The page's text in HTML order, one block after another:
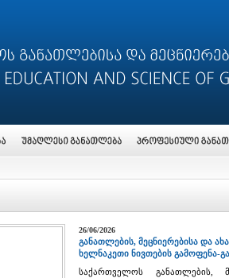
26/06/2026
განათლების, მეცნიერებისა და
ხელნაკეთი ნივთების გამოფენა-
საქართველოს განათლების,